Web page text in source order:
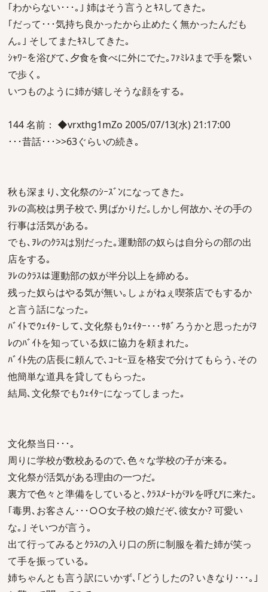
｢わからない･･･｡｣ 姉はそう言うとｷｽしてきた｡
｢だって･･･気持ち良かったから止めたく無かったんだも
ん｡｣ そしてまたｷｽしてきた｡
ｼｬﾜｰを浴びて､夕食を食べに外にでた｡ﾌｧﾐﾚｽまで手を繋い
で歩く｡
いつものように姉が嬉しそうな顔をする｡
144 名前： ◆vrxthg1mZo 2005/07/13(水) 21:17:00
･･･昔話･･･>>63ぐらいの続き｡
秋も深まり､文化祭のｼｰｽﾞﾝになってきた｡
ｦﾚの高校は男子校で､男ばかりだ｡しかし何故か､その手の
行事は活気がある｡
でも､ｦﾚのｸﾗｽは別だった｡運動部の奴らは自分らの部の出
店をする｡
ｦﾚのｸﾗｽは運動部の奴が半分以上を締める｡
残った奴らはやる気が無い｡しょがねぇ喫茶店でもするか
と言う話になった｡
ﾊﾞｲﾄでｳｪｲﾀｰして､文化祭もｳｪｲﾀｰ･･･ｻﾎﾞろうかと思ったがｦ
ﾚのﾊﾞｲﾄを知っている奴に協力を頼まれた｡
ﾊﾞｲﾄ先の店長に頼んで､ｺｰﾋｰ豆を格安で分けてもらう､その
他簡単な道具を貸してもらった｡
結局､文化祭でもｳｪｲﾀｰになってしまった｡
文化祭当日･･･｡
周りに学校が数校あるので､色々な学校の子が来る｡
文化祭が活気がある理由の一つだ｡
裏方で色々と準備をしていると､ｸﾗｽﾒｰﾄがｦﾚを呼びに来た｡
｢毒男､お客さん･･･○○女子校の娘だぞ､彼女か? 可愛い
な｡｣ そいつが言う｡
出て行ってみるとｸﾗｽの入り口の所に制服を着た姉が笑っ
て手を振っている｡
姉ちゃんとも言う訳にいかず､｢どうしたの? いきなり･･･｡｣